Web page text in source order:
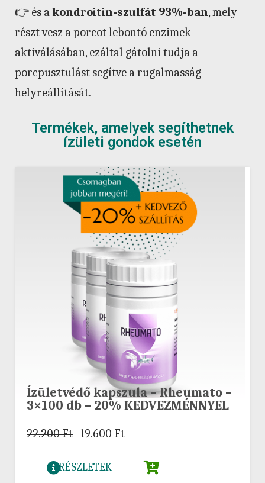
👉 és a kondroitin-szulfát 93%-ban, mely
részt vesz a porcot lebontó enzimek
aktiválásában, ezáltal gátolni tudja a
porcpusztulást segítve a rugalmasság
helyreállítását.
Termékek, amelyek segíthetnek
ízületi gondok esetén
Ízületvédő kapszula – Rheumato –
3×100 db – 20% KEDVEZMÉNNYEL
22.200Ft 19.600 Ft
RÉSZLETEK